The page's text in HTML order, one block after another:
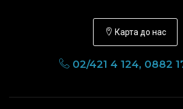
Карта до нас
02/421 4 124, 0882